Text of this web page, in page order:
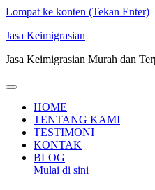
Lompat ke konten (Tekan Enter)
Jasa Keimigrasian
Jasa Keimigrasian Murah dan
HOME
TENTANG KAMI
TESTIMONI
KONTAK
BLOG
Mulai di sini